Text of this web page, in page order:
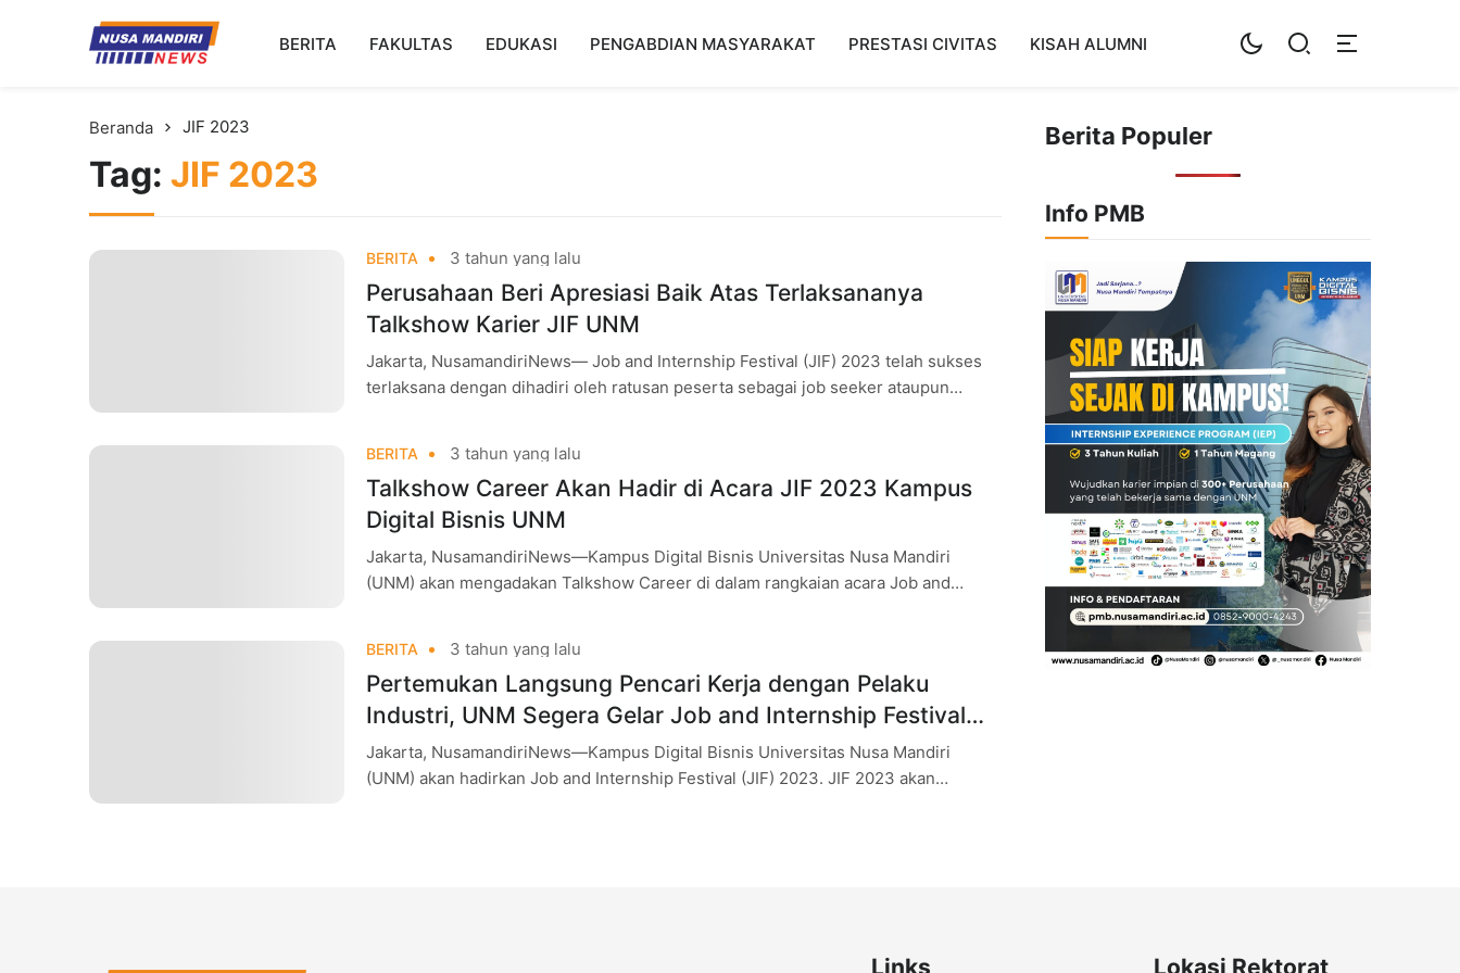
Kampus Digital Bisnis
Universitas Nusa Mandiri
BERITA FAKULTAS EDUKASI PENGABDIAN MASYARAKAT PRESTASI CIVITAS KISAH ALUMNI
Beranda JIF 2023
Tag: JIF 2023
BERITA 3 tahun yang lalu
Perusahaan Beri Apresiasi Baik Atas Terlaksananya
Talkshow Karier JIF UNM
Jakarta, NusamandiriNews— Job and Internship Festival (JIF) 2023 telah sukses
terlaksana dengan dihadiri oleh ratusan peserta sebagai job seeker ataupun
BERITA 3 tahun yang lalu
Talkshow Career Akan Hadir di Acara JIF 2023 Kampus
Digital Bisnis UNM
Jakarta, NusamandiriNews—Kampus Digital Bisnis Universitas Nusa Mandiri
(UNM) akan mengadakan Talkshow Career di dalam rangkaian acara Job and
BERITA 3 tahun yang lalu
Pertemukan Langsung Pencari Kerja dengan Pelaku
Industri, UNM Segera Gelar Job and Internship Festival
2023
Jakarta, NusamandiriNews—Kampus Digital Bisnis Universitas Nusa Mandiri
(UNM) akan hadirkan Job and Internship Festival (JIF) 2023. JIF 2023 akan
Berita Populer
Info PMB
Links Lokasi Rektorat